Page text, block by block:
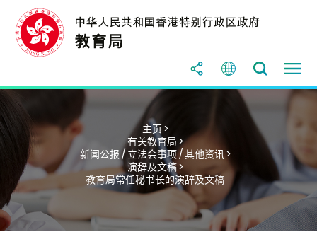
主页 >
有关教育局 >
新闻公报 / 立法会事项 / 其他资讯 >
演辞及文稿 >
教育局常任秘书长的演辞及文稿